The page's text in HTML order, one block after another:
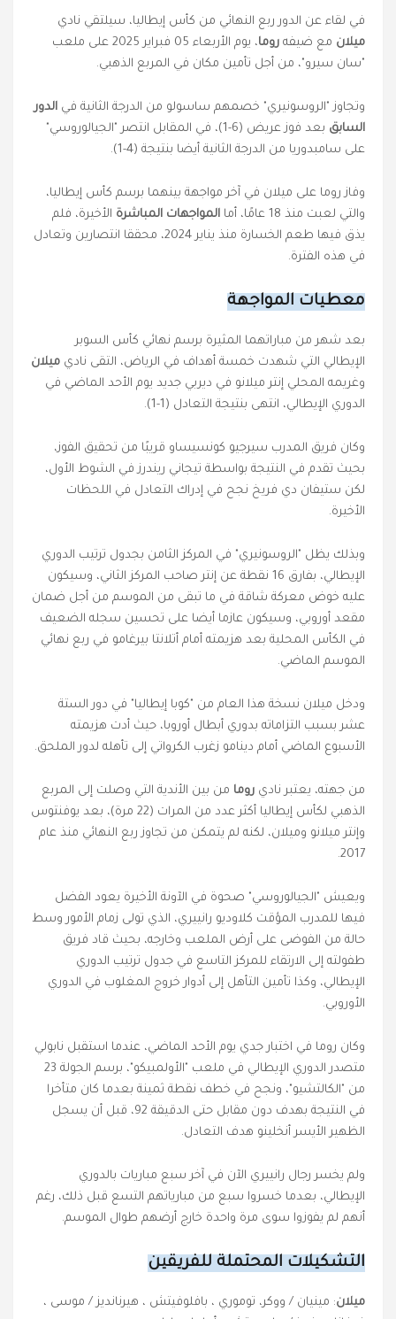
في لقاء عن الدور ربع النهائي من كأس إيطاليا، سيلتقي نادي
ميلان مع ضيفه روما
، يوم الأربعاء 05 فبراير 2025 على ملعب
"سان سيرو"، من أجل تأمين مكان في المربع الذهبي.
وتجاوز "الروسونيري" خصمهم ساسولو من الدرجة الثانية في الدور
السابق
بعد فوز عريض (6-1)، في المقابل انتصر "الجيالوروسي"
على سامبدوريا من الدرجة الثانية أيضا بنتيجة (4-1).
وفاز روما على ميلان في آخر مواجهة بينهما برسم كأس إيطاليا،
والتي لعبت منذ 18 عامًا، أما
المواجهات المباشرة الأخيرة، فلم
يذق فيها طعم الخسارة منذ يناير 2024، محققا انتصارين وتعادل
في هذه الفترة.
معطيات المواجهة
بعد شهر من مباراتهما المثيرة برسم نهائي كأس السوبر
الإيطالي التي شهدت خمسة أهداف في الرياض، التقى نادي ميلان
وغريمه المحلي إنتر ميلانو في ديربي جديد يوم الأحد الماضي في
الدوري الإيطالي، انتهى بنتيجة التعادل (1-1).
وكان فريق المدرب سيرجيو كونسيساو قريبًا من تحقيق الفوز،
بحيث تقدم في النتيجة بواسطة تيجاني ريندرز في الشوط الأول،
لكن ستيفان دي فريخ نجح في إدراك التعادل في اللحظات
الأخيرة.
وبذلك يظل "الروسونيري" في المركز الثامن بجدول ترتيب الدوري
الإيطالي، بفارق 16 نقطة عن إنتر صاحب المركز الثاني، وسيكون
عليه خوض معركة شاقة في ما تبقى من الموسم من أجل ضمان
مقعد أوروبي، وسيكون عازما أيضا على تحسين سجله الضعيف
في الكأس المحلية بعد هزيمته أمام أتلانتا بيرغامو في ربع نهائي
الموسم الماضي.
ودخل ميلان نسخة هذا العام من "كوبا إيطاليا" في دور الستة
عشر بسبب التزاماته بدوري أبطال أوروبا، حيث أدت هزيمته
الأسبوع الماضي أمام دينامو زغرب الكرواتي إلى تأهله لدور الملحق.
من جهته، يعتبر نادي روما من بين الأندية التي وصلت إلى المربع
الذهبي لكأس إيطاليا أكثر عدد من المرات (22 مرة)، بعد يوفنتوس
وإنتر ميلانو وميلان، لكنه لم يتمكن من تجاوز ربع النهائي منذ عام
2017.
ويعيش "الجيالوروسي" صحوة في الآونة الأخيرة يعود الفضل
فيها للمدرب المؤقت كلاوديو رانييري، الذي تولى زمام الأمور وسط
حالة من الفوضى على أرض الملعب وخارجه، بحيث قاد فريق
طفولته إلى الارتقاء للمركز التاسع في جدول ترتيب الدوري
الإيطالي، وكذا تأمين التأهل إلى أدوار خروج المغلوب في الدوري
الأوروبي.
وكان روما في اختبار جدي يوم الأحد الماضي، عندما استقبل نابولي
متصدر الدوري الإيطالي في ملعب "الأولمبيكو"، برسم الجولة 23
من "الكالتشيو"، ونجح في خطف نقطة ثمينة بعدما كان متأخرا
في النتيجة بهدف دون مقابل حتى الدقيقة 92، قبل أن يسجل
الظهير الأيسر أنخلينو هدف التعادل.
ولم يخسر رجال رانييري الآن في آخر سبع مباريات بالدوري
الإيطالي، بعدما خسروا سبع من مبارياتهم التسع قبل ذلك، رغم
أنهم لم يفوزوا سوى مرة واحدة خارج أرضهم طوال الموسم.
التشكيلات المحتملة للفريقين
ميلان: مينيان / ووكر، توموري ، بافلوفيتش ، هيرنانديز / موسى ،